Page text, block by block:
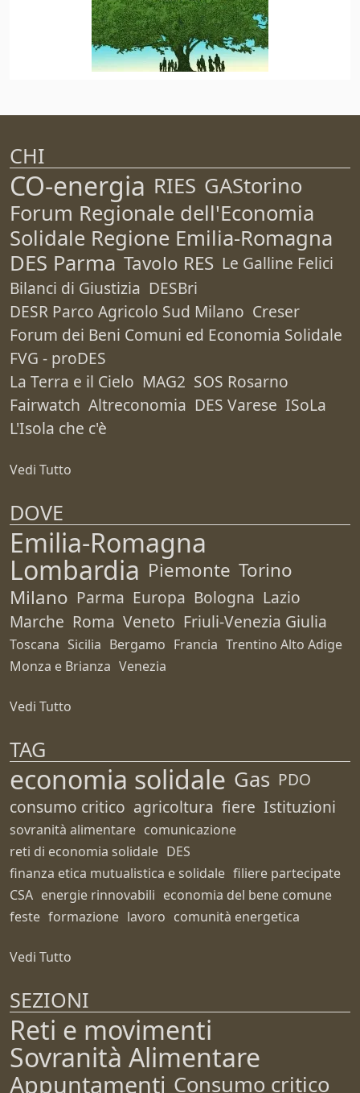
CHI
CO-energia RIES GAStorino
Forum Regionale dell'Economia
Solidale Regione Emilia-Romagna
DES Parma Tavolo RES Le Galline Felici
Bilanci di Giustizia DESBri
DESR Parco Agricolo Sud Milano Creser
Forum dei Beni Comuni ed Economia Solidale
FVG - proDES
La Terra e il Cielo MAG2 SOS Rosarno
Fairwatch Altreconomia DES Varese ISoLa
L'Isola che c'è
Vedi Tutto
DOVE
Emilia-Romagna
Lombardia Piemonte Torino
Milano Parma Europa Bologna Lazio
Marche Roma Veneto Friuli-Venezia Giulia
Toscana Sicilia Bergamo Francia Trentino Alto Adige
Monza e Brianza Venezia
Vedi Tutto
TAG
economia solidale Gas PDO
consumo critico agricoltura fiere Istituzioni
sovranità alimentare comunicazione
reti di economia solidale DES
finanza etica mutualistica e solidale filiere partecipate
CSA energie rinnovabili economia del bene comune
feste formazione lavoro comunità energetica
Vedi Tutto
SEZIONI
Reti e movimenti
Sovranità Alimentare
Appuntamenti Consumo critico